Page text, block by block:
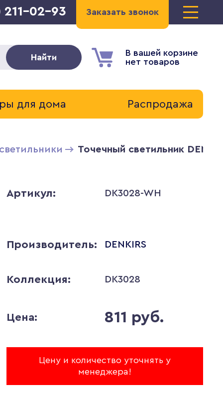
Заказать звонок
211-02-93
В вашей корзине
нет товаров
Найти
для дома Распродажа
Точечный светильник
Артикул: DK3028-WH
Производитель: DENKIRS
Коллекция: DK3028
Цена: 811 руб.
Цену и количество уточнять у
менеджера!